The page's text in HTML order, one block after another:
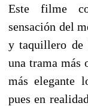
Este filme
sensación del
y taquillero de
una trama más
más elegante
pues en